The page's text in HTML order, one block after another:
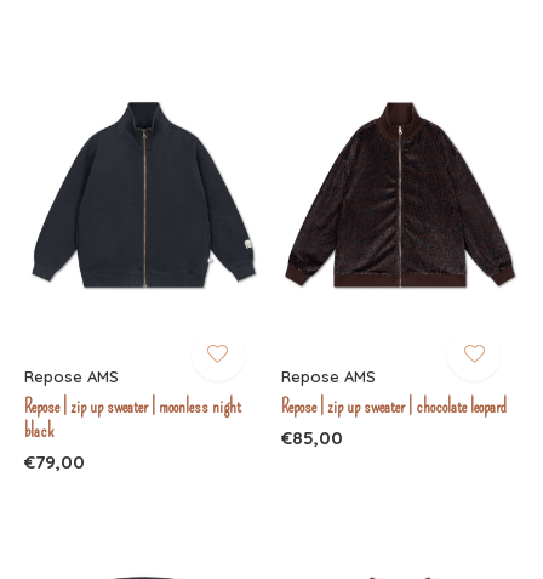
Repose AMS
Repose | zip up sweater | moonless night
black
€79,00
Repose AMS
Repose | zip up sweater | chocolate leopard
€85,00